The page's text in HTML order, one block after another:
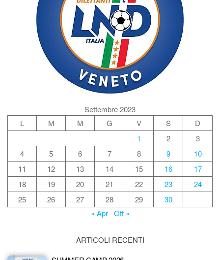
Settembre 2023
L
M M G V S
D
1
2
3
4
5 6 7 8 9
10
11
12 13 14 15 16
17
18
19 20 21 22 23
24
25
26 27 28 29
30
« Apr Ott »
ARTICOLI RECENTI